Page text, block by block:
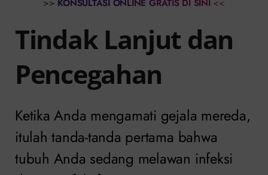
>> KONSULTASI ONLINE GRATIS DI SINI <<
Tindak Lanjut dan
Pencegahan
Ketika Anda mengamati gejala mereda,
itulah tanda-tanda pertama bahwa
tubuh Anda sedang melawan infeksi